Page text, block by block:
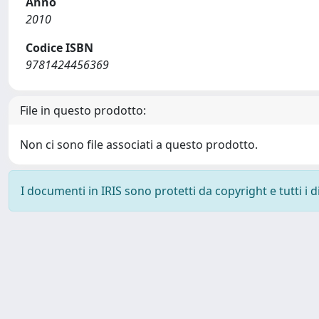
2010
Codice ISBN
9781424456369
File in questo prodotto:
Non ci sono file associati a questo prodotto.
I documenti in IRIS sono protetti da copyright e tutti i